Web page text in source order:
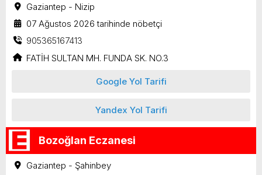
Gaziantep - Nizip
07 Ağustos 2026 tarihinde nöbetçi
905365167413
FATİH SULTAN MH. FUNDA SK. NO.3
Google Yol Tarifi
Yandex Yol Tarifi
Bozoğlan Eczanesi
Gaziantep - Şahinbey